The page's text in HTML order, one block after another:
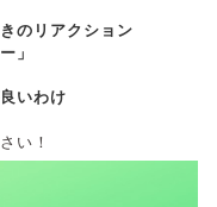
のリアクション
」
いわけ
い！